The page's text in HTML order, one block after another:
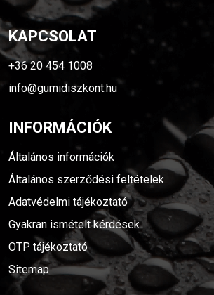
KAPCSOLAT
+36 20 454 1008
info@gumidiszkont.hu
INFORMÁCIÓK
Általános információk
Általános szerződési feltételek
Adatvédelmi tájékoztató
Gyakran ismételt kérdések
OTP tájékoztató
Sitemap